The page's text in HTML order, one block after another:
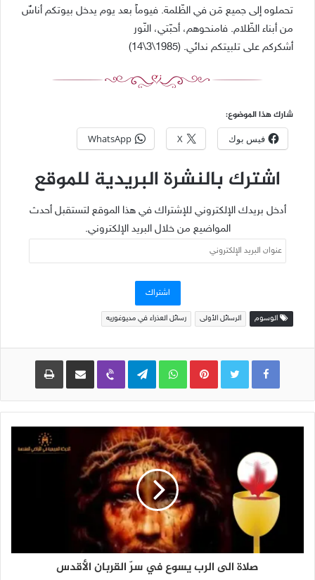
تحملوه إلى جميع مَن في الظّلمة. فيوماً بعد يوم يدخل بيوتكم أناسٌ
من أبناء الظّلام. فامنحوهم، أحبّتي، النّور
أشكركم على تلبيتكم ندائي. (1985\3\14)
شارك هذا الموضوع:
فيس بوك X
WhatsApp
اشترك بالنشرة البريدية للموقع
أدخل بريدك الإلكتروني للإشتراك في هذا الموقع لتستقبل أحدث
المواضيع من خلال البريد الإلكتروني.
عنوان
البريد
اشتراك
الوسوم الرسائل الأولى رسائل العذراء في مديوغوريه
Pinterest
WhatsApp
Telegram
Viber مشاركة عبر البريد طباعة
صلاة الى الرب يسوع في سرّ القربان الأقدس